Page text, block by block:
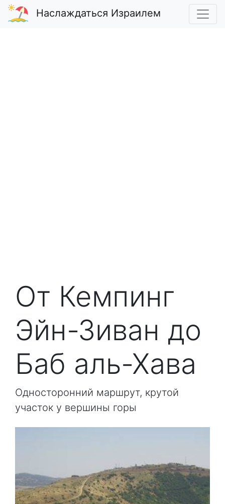
Наслаждаться Израилем
От Кемпинг
Эйн-Зиван до
Баб аль-Хава
Односторонний маршрут, крутой
участок у вершины горы